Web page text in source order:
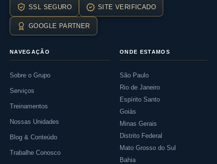
SSL SEGURO SITE VERIFICADO
GOOGLE PARTNER
NAVEGAÇÃO
Sobre o Grupo
Serviços
Treinamentos
Nossas Unidades
Blog & Conteúdo
Trabalhe Conosco
ONDE ESTAMOS
São Paulo
Rio de Janeiro
Espírito Santo
Goiás
Minas Gerais
Distrito Federal
Mato Grosso do Sul
Bahia